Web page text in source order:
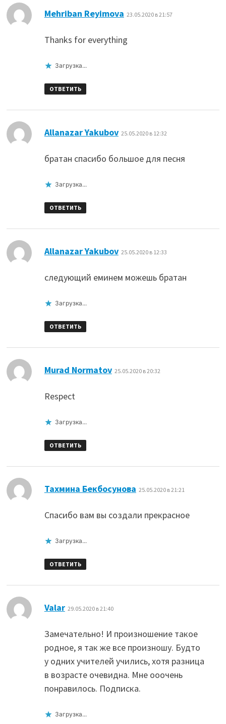
Mehriban Reyimova 23.05.2020 в 21:57
Thanks for everything
Загрузка...
ОТВЕТИТЬ
Allanazar Yakubov: 25.05.2020 в 12:32
братан спасибо большое для песня
Загрузка...
ОТВЕТИТЬ
Allanazar Yakubov: 25.05.2020 в 12:33
следующий еминем можешь братан
Загрузка...
ОТВЕТИТЬ
Murad Normatov: 25.05.2020 в 20:32
Respect
Загрузка...
ОТВЕТИТЬ
Тахмина Бекбосунова 25.05.2020 в 21:21
Спасибо вам вы создали прекрасное
Загрузка...
ОТВЕТИТЬ
Valar: 29.05.2020 в 21:40
Замечательно! И произношение такое
родное, я так же все произношу. Будто
у одних учителей учились, хотя разница
в возрасте очевидна. Мне ооочень
понравилось. Подписка.
Загрузка...